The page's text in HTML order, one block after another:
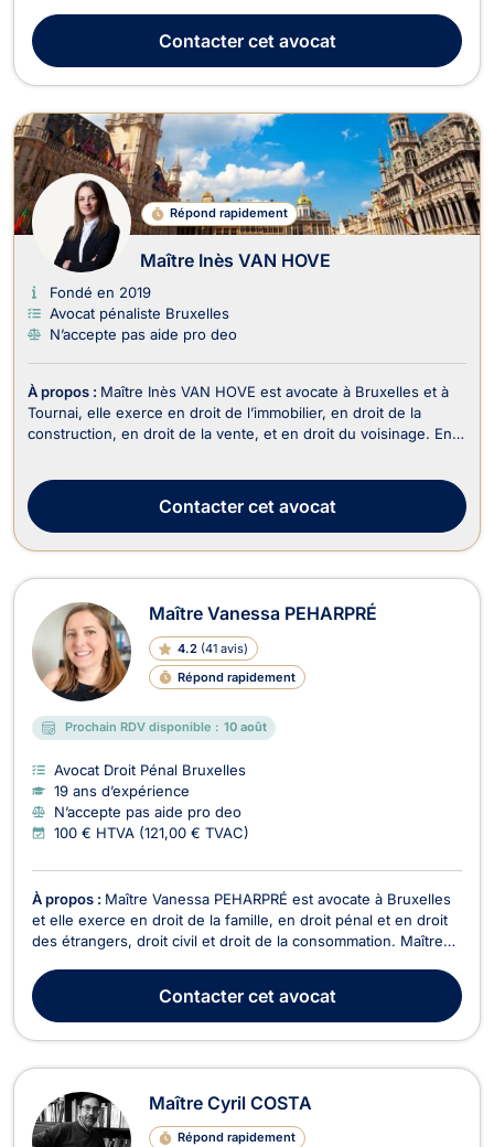
plusieurs branches du droit. 🔹 Domaines d’intervention : ✅
Droit des sociétés– Création d’entreprises...
Contactercet avocat
Répond rapidement
Maître Inès VAN HOVE
Fondé en 2019
Avocat pénaliste Bruxelles
N’accepte pas aide pro deo
À propos : Maître Inès VAN HOVE est avocate à Bruxelles et à
Tournai, elle exerce en droit de l’immobilier, en droit de la
construction, en droit de la vente, et en droit du voisinage. En
location d'un bien immeubl...
Contactercet avocat
Maître Vanessa PEHARPRÉ
4.2 (41 avis)
Répond rapidement
Prochain RDV disponible : 10 août
Avocat Droit Pénal Bruxelles
19 ans d’expérience
N’accepte pas aide pro deo
100 € HTVA (121,00 € TVAC)
À propos : Maître Vanessa PEHARPRÉ est avocate à Bruxelles
et elle exerce en droit de la famille, en droit pénal et en droit
des étrangers, droit civil et droit de la consommation. Maître
famille, notamment pour les dossiers portant sur la séparation,
le divorce, la liquidation du...
Contactercet avocat
Maître Cyril COSTA
Répond rapidement